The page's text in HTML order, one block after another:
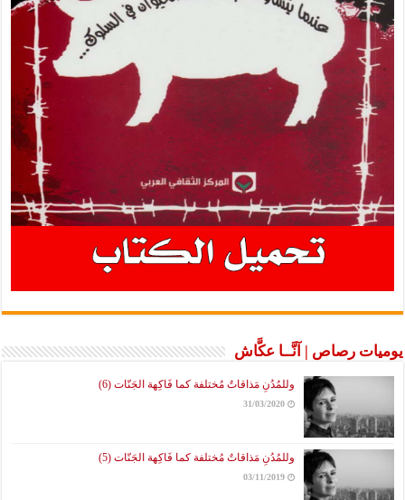
يوميات رصاص | آنَّــا عكَّاش
وللمُدُنِ مَذاقاتٌ مُختلفة كما فَاكِهة الجَنّات (6)
31/03/2020
وللمُدُنِ مَذاقاتٌ مُختلفة كما فَاكِهة الجَنّات (5)
03/11/2019